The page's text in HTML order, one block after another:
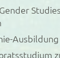
Ausbildung